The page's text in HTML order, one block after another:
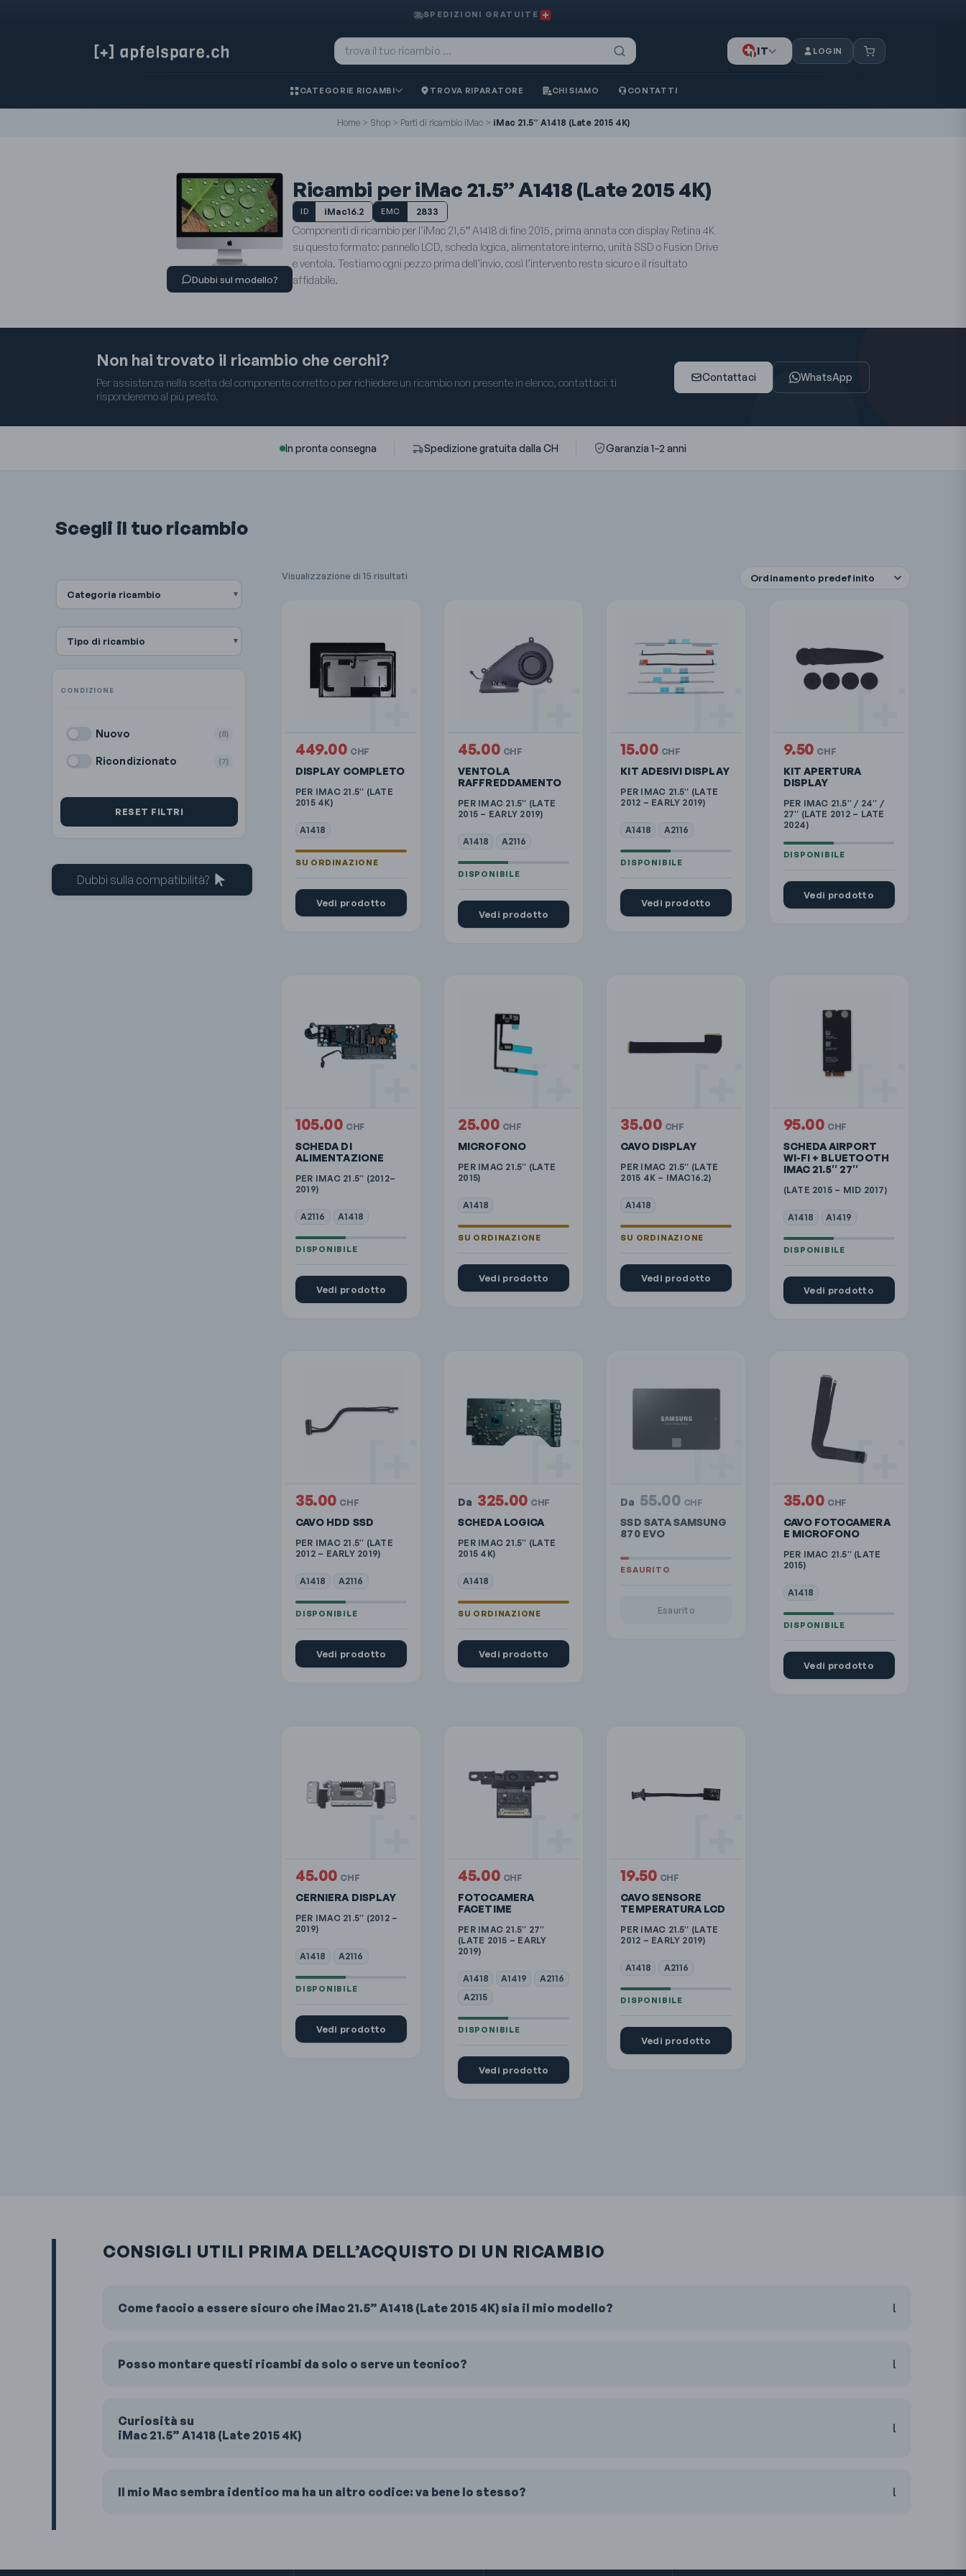
SPEDIZIONI GRATUITE
IT
LOGIN
CATEGORIE RICAMBI TROVA RIPARATORE CHI SIAMO CONTATTI
Home> Shop> Parti di ricambio iMac> iMac 21.5” A1418 (Late 2015 4K)
Dubbi sul modello?
Ricambi per iMac 21.5” A1418 (Late 2015 4K)
ID iMac16.2 EMC 2833
Componenti di ricambio per l’iMac 21,5″ A1418 di fine 2015, prima annata con display Retina 4K
su questo formato: pannello LCD, scheda logica, alimentatore interno, unità SSD o Fusion Drive
e ventola. Testiamo ogni pezzo prima dell’invio, così l’intervento resta sicuro e il risultato
affidabile.
Non hai trovato il ricambio che cerchi?
Per assistenza nella scelta del componente corretto o per richiedere un ricambio non presente in elenco, contattaci: ti
risponderemo al più presto.
Contattaci WhatsApp
In pronta consegna Spedizione gratuita dalla CH Garanzia 1–2 anni
Scegli il tuo ricambio
Categoria ricambio
Tipo di ricambio
Nuovo (8)
Ricondizionato (7)
RESET FILTRI
Dubbi sulla compatibilità?
Visualizzazione di 15 risultati
DISPLAY COMPLETO
PER IMAC 21.5″ (LATE
2015 4K)
A1418
449.00 CHF
Vedi prodotto
VENTOLA
RAFFREDDAMENTO
PER IMAC 21.5″ (LATE
2015 – EARLY 2019)
A1418 A2116
45.00 CHF
Vedi prodotto
KIT ADESIVI DISPLAY
PER IMAC 21.5″ (LATE
2012 – EARLY 2019)
A1418 A2116
15.00 CHF
Vedi prodotto
KIT APERTURA
DISPLAY
PER IMAC 21.5″ / 24″ /
27″ (LATE 2012 – LATE
2024)
9.50 CHF
Vedi prodotto
SCHEDA DI
ALIMENTAZIONE
PER IMAC 21.5″ (2012–
2019)
A2116 A1418
105.00 CHF
Vedi prodotto
MICROFONO
PER IMAC 21.5″ (LATE
2015)
A1418
25.00 CHF
Vedi prodotto
CAVO DISPLAY
PER IMAC 21.5″ (LATE
2015 4K – IMAC16.2)
A1418
35.00 CHF
Vedi prodotto
SCHEDA AIRPORT
WI-FI + BLUETOOTH
IMAC 21.5″ 27″
A1418 A1419
(LATE 2015 – MID 2017)
95.00 CHF
Vedi prodotto
CAVO HDD SSD
PER IMAC 21.5″ (LATE
2012 – EARLY 2019)
A1418 A2116
35.00 CHF
Vedi prodotto
SCHEDA LOGICA
PER IMAC 21.5″ (LATE
2015 4K)
A1418
Da 325.00 CHF
Vedi prodotto
SSD SATA SAMSUNG
870 EVO
Da 55.00 CHF
Esaurito
CAVO FOTOCAMERA
E MICROFONO
PER IMAC 21.5″ (LATE
2015)
A1418
35.00 CHF
Vedi prodotto
CERNIERA DISPLAY
PER IMAC 21.5″ (2012 –
2019)
A1418 A2116
45.00 CHF
Vedi prodotto
FOTOCAMERA
FACETIME
PER IMAC 21.5″ 27″
(LATE 2015 – EARLY
2019)
A1418 A1419
A2116
A2115
45.00 CHF
Vedi prodotto
CAVO SENSORE
TEMPERATURA LCD
PER IMAC 21.5″ (LATE
2012 – EARLY 2019)
A1418 A2116
19.50 CHF
Vedi prodotto
CONSIGLI UTILI PRIMA DELL’ACQUISTO DI UN RICAMBIO
Come faccio a essere sicuro che iMac 21.5” A1418 (Late 2015 4K) sia il mio modello?
Posso montare questi ricambi da solo o serve un tecnico?
Curiosità su
iMac 21.5” A1418 (Late 2015 4K)
Il mio Mac sembra identico ma ha un altro codice: va bene lo stesso?